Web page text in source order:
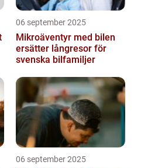
06 september 2025
Mikroäventyr med bilen
ersätter långresor för
svenska bilfamiljer
06 september 2025